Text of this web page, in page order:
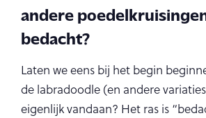
andere
bedacht?
Laten we eens bij het begin
de labradoodle (en andere
eigenlijk vandaan? Het ras is